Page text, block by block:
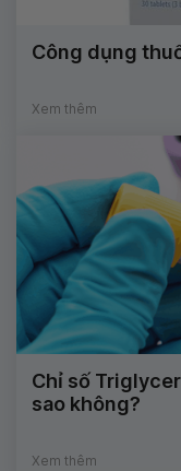
Công dụng
Xem thêm
Chỉ số
sao không?
Xem thêm